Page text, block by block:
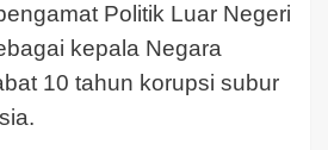
Politik Luar Negeri
kepala Negara
10 tahun korupsi subur